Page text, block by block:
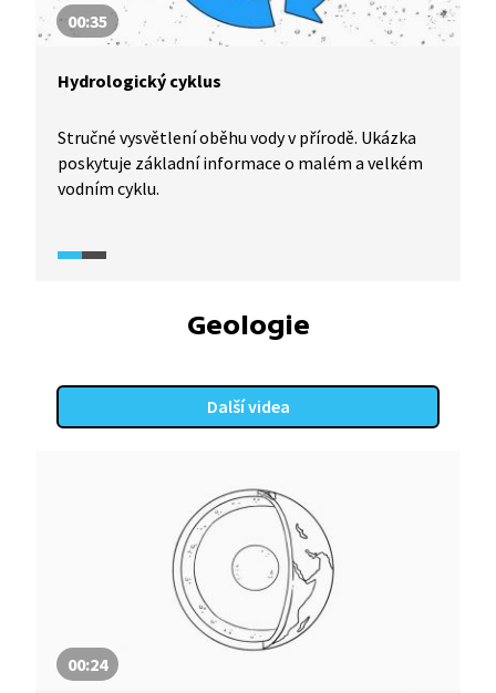
00:35
Hydrologický cyklus
Stručné vysvětlení oběhu vody v přírodě. Ukázka
poskytuje základní informace o malém a velkém
vodním cyklu.
Geologie
Další videa
00:24